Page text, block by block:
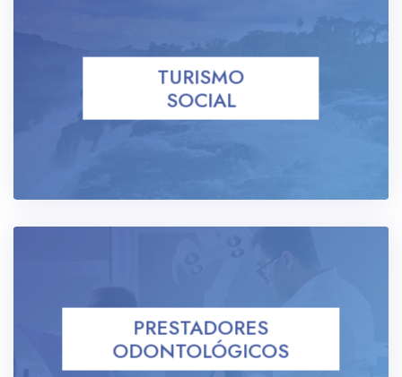
TURISMO
SOCIAL
PRESTADORES
ODONTOLÓGICOS